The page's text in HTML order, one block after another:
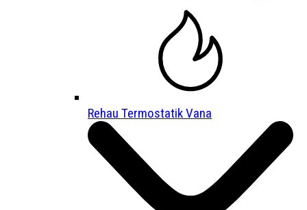
Rehau Termostatik Vana